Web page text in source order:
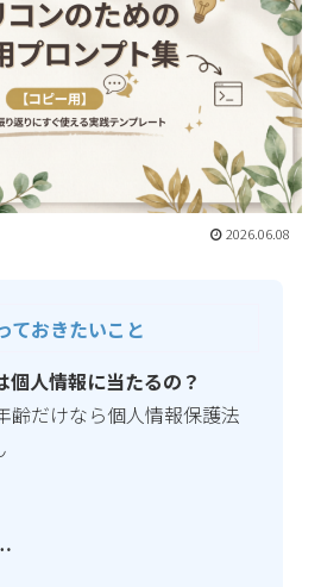
2026.06.08
おきたいこと
人情報に当たるの？
だけなら個人情報保護法